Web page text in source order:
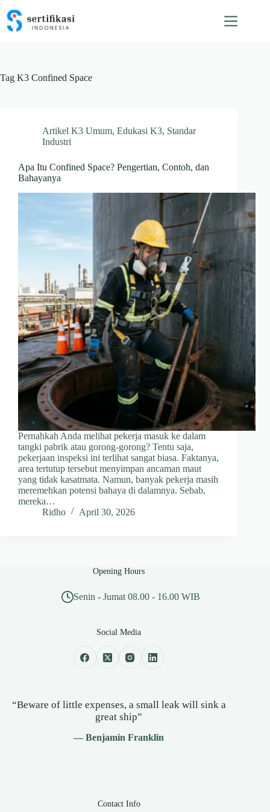
content
Tag K3 Confined Space
Artikel K3 Umum, Edukasi K3, Standar
Industri
Apa Itu Confined Space? Pengertian, Contoh, dan
Bahayanya
Pernahkah Anda melihat pekerja masuk ke dalam
tangki pabrik atau gorong-gorong? Tentu saja,
pekerjaan inspeksi ini terlihat sangat biasa. Faktanya,
area tertutup tersebut menyimpan ancaman maut
yang tidak kasatmata. Namun, banyak pekerja masih
meremehkan potensi bahaya di dalamnya. Sebab,
mereka…
Ridho
April 30, 2026
Opening Hours
Senin - Jumat 08.00 - 16.00 WIB
Social Media
“Beware of little expenses, a small leak will sink a
great ship”
— Benjamin Franklin
Contact Info